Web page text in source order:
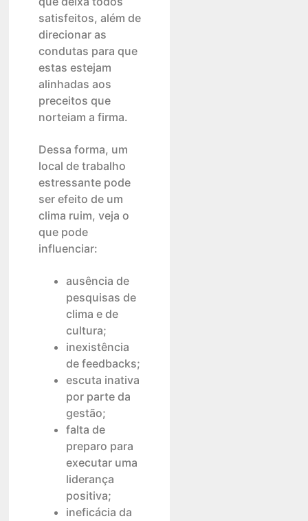
satisfeitos, além de
direcionar as
condutas para que
estas estejam
alinhadas aos
preceitos que
norteiam a firma.
Dessa forma, um
local de trabalho
estressante pode
ser efeito de um
clima ruim, veja o
que pode
influenciar:
ausência de
pesquisas de
clima e de
cultura;
inexistência
de feedbacks;
escuta inativa
por parte da
gestão;
falta de
preparo para
executar uma
liderança
positiva;
ineficácia da